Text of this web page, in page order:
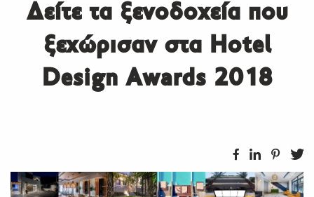
Δείτε τα ξενοδοχεία που
ξεχώρισαν στα Hotel
Design Awards 2018